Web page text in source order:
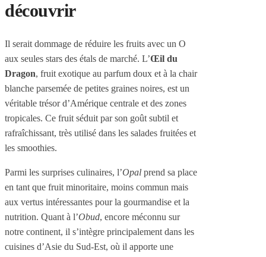
découvrir
Il serait dommage de réduire les fruits avec un O
aux seules stars des étals de marché. L’Œil du
Dragon, fruit exotique au parfum doux et à la chair
blanche parsemée de petites graines noires, est un
véritable trésor d’Amérique centrale et des zones
tropicales. Ce fruit séduit par son goût subtil et
rafraîchissant, très utilisé dans les salades fruitées et
les smoothies.
Parmi les surprises culinaires, l’Opal prend sa place
en tant que fruit minoritaire, moins commun mais
aux vertus intéressantes pour la gourmandise et la
nutrition. Quant à l’Obud, encore méconnu sur
notre continent, il s’intègre principalement dans les
cuisines d’Asie du Sud-Est, où il apporte une